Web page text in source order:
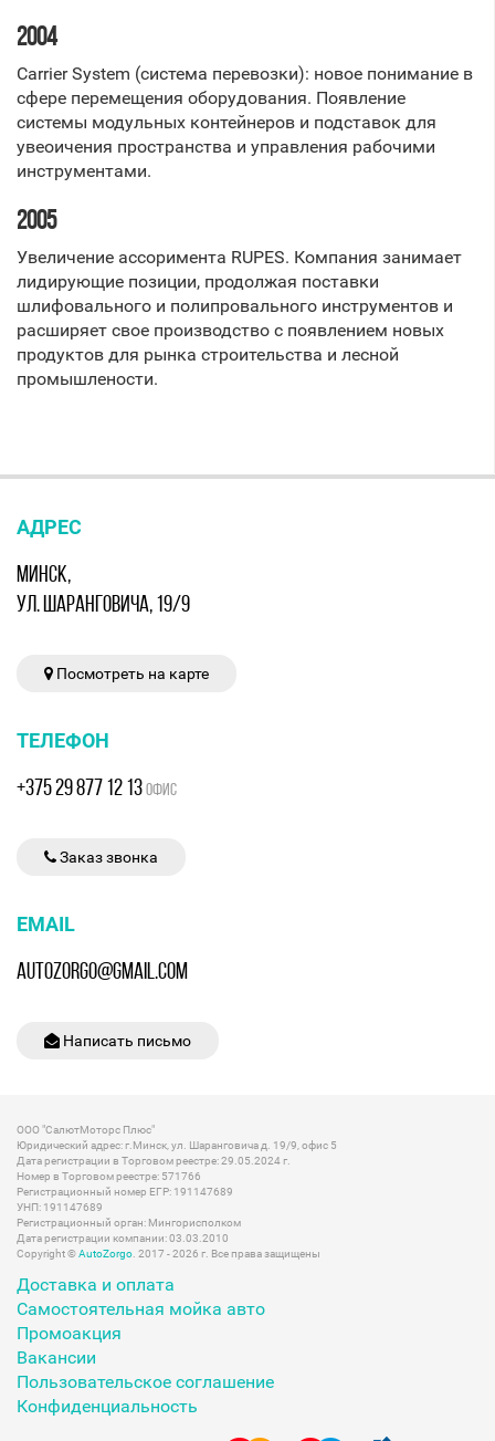
2004
Carrier System (система перевозки): новое понимание в
сфере перемещения оборудования. Появление
системы модульных контейнеров и подставок для
увеоичения пространства и управления рабочими
инструментами.
2005
Увеличение ассоримента RUPES. Компания занимает
лидирующие позиции, продолжая поставки
шлифовального и полипровального инструментов и
расширяет свое производство с появлением новых
продуктов для рынка строительства и лесной
промышлености.
АДРЕС
МИНСК,
УЛ. ШАРАНГОВИЧА, 19/9
Посмотреть на карте
ТЕЛЕФОН
+375 29 877 12 13ОФИС
Заказ звонка
EMAIL
AUTOZORGO@GMAIL.COM
Написать письмо
ООО "СалютМоторс Плюс"
Юридический адрес: г.Минск, ул. Шаранговича д. 19/9, офис 5
Дата регистрации в Торговом реестре: 29.05.2024 г.
Номер в Торговом реестре: 571766
Регистрационный номер ЕГР: 191147689
УНП: 191147689
Регистрационный орган: Мингорисполком
Дата регистрации компании: 03.03.2010
Copyright ©AutoZorgo . 2017 - 2026 г. Все права защищены
Доставка и оплата
Самостоятельная мойка авто
Промоакция
Вакансии
Пользовательское соглашение
Конфиденциальность